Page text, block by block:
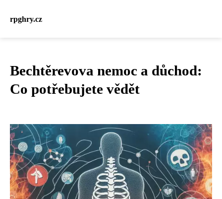
rpghry.cz
Bechtěrevova nemoc a důchod:
Co potřebujete vědět